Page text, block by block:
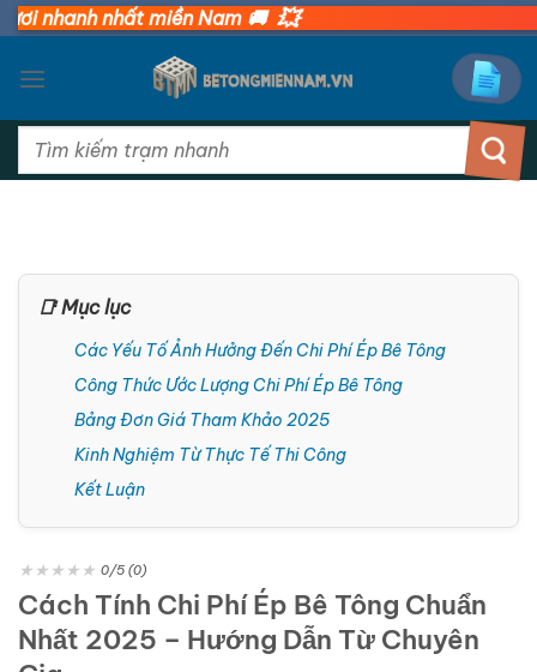
Bỏ
qua
nội
nhất miền Nam 🚚💥
Tìm
📑 Mục lục
Các Yếu Tố Ảnh Hưởng Đến Chi Phí Ép Bê Tông
Công Thức Ước Lượng Chi Phí Ép Bê Tông
Bảng Đơn Giá Tham Khảo 2025
Kinh Nghiệm Từ Thực Tế Thi Công
Kết Luận
★ ★ ★ ★ ★ 0/5 (0)
Cách Tính Chi Phí Ép Bê Tông Chuẩn
Nhất 2025 – Hướng Dẫn Từ Chuyên